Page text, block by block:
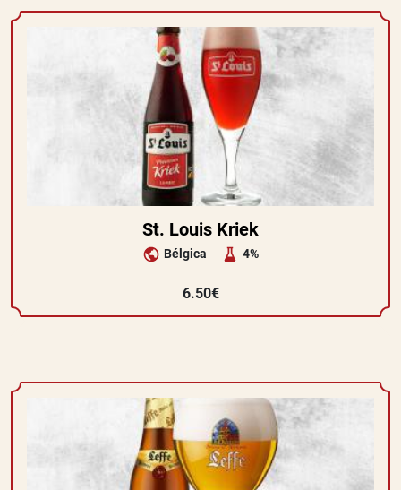
St. Louis Kriek
Bélgica 4%
6.50€